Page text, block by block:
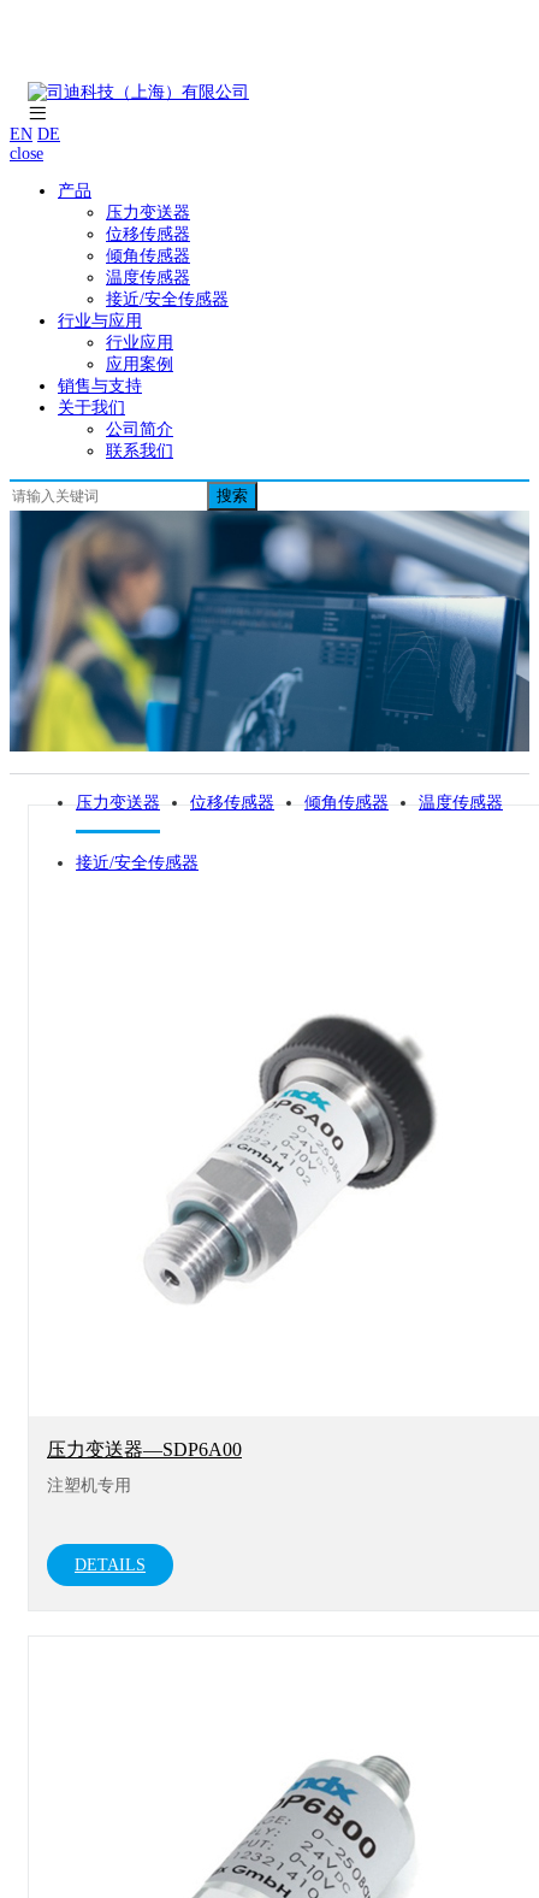
EN DE
close
产品
压力变送器
位移传感器
倾角传感器
温度传感器
接近/安全传感器
行业与应用
行业应用
应用案例
销售与支持
关于我们
公司简介
联系我们
搜索
压力变送器 位移传感器 倾角传感器 温度传感器
接近/安全传感器
压力变送器—SDP6A00
注塑机专用
DETAILS